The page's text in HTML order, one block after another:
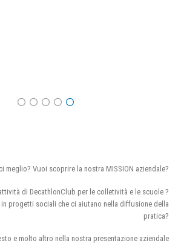
meglio? Vuoi scoprire la nostra MISSION aziendale?
di DecathlonClub per le colletività e le scuole ?
in progetti sociali che ci aiutano nella diffusione della
pratica?
e molto altro nella nostra presentazione aziendale